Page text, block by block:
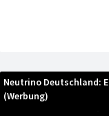
Neutrino Deutschland:
(Werbung)